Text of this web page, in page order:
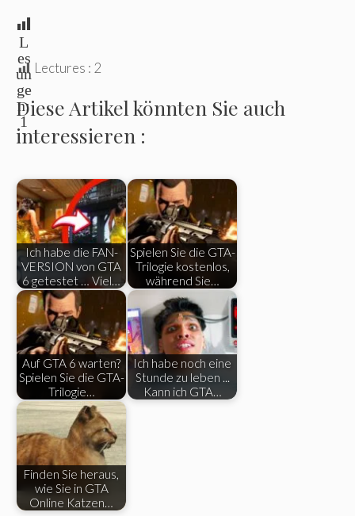
L
es
un
ge
n:
1
Lectures : 2
Diese Artikel könnten Sie auch
interessieren :
Ich habe die FAN-
VERSION von GTA
6 getestet … Viel…
Spielen Sie die GTA-
Trilogie kostenlos,
während Sie…
Auf GTA 6 warten?
Spielen Sie die GTA-
Trilogie…
Ich habe noch eine
Stunde zu leben ...
Kann ich GTA…
Finden Sie heraus,
wie Sie in GTA
Online Katzen…